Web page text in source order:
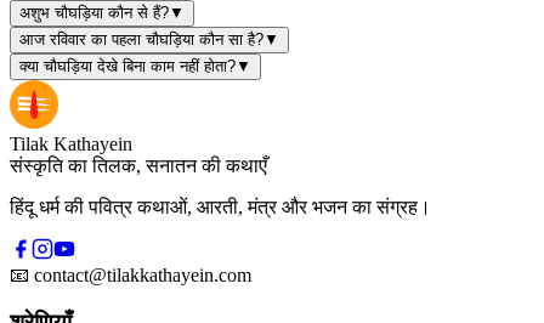
अशुभ चौघड़िया कौन से हैं?▼
आज रविवार का पहला चौघड़िया कौन सा है?▼
क्या चौघड़िया देखे बिना काम नहीं होता?▼
Tilak Kathayein
संस्कृति का तिलक, सनातन की कथाएँ
हिंदू धर्म की पवित्र कथाओं, आरती, मंत्र और भजन का संग्रह।
📧 contact@tilakkathayein.com